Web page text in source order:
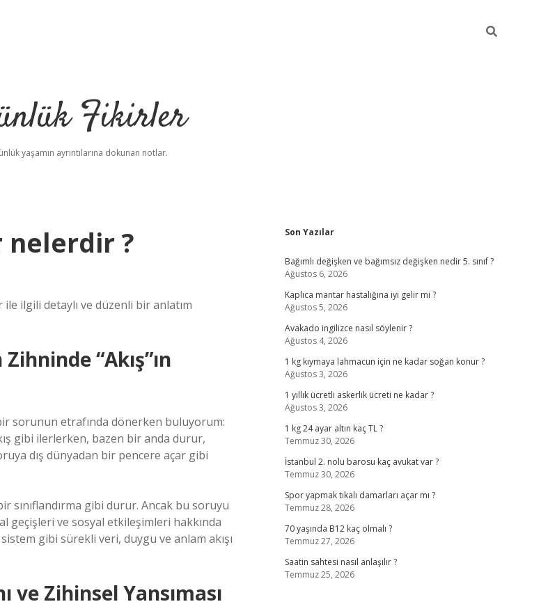
Fikirler
yaşamın ayrıntılarına dokunan notlar.
?
ilgili detaylı ve düzenli bir anlatım
“Akış”ın
sorunun etrafında dönerken buluyorum:
gibi ilerlerken, bazen bir anda durur,
dış dünyadan bir pencere açar gibi
sınıflandırma gibi durur. Ancak bu soruyu
geçişleri ve sosyal etkileşimleri hakkında
gibi sürekli veri, duygu ve anlam akışı
ve Zihinsel Yansıması
Sidebar
Son Yazılar
Bağımlı değişken ve bağımsız değişken nedir 5. sınıf ?
Ağustos 6, 2026
Kaplıca mantar hastalığına iyi gelir mi ?
Ağustos 5, 2026
Avakado ingilizce nasıl söylenir ?
Ağustos 4, 2026
1 kg kıymaya lahmacun için ne kadar soğan konur ?
Ağustos 3, 2026
1 yıllık ücretli askerlik ücreti ne kadar ?
Ağustos 3, 2026
1 kg 24 ayar altın kaç TL ?
Temmuz 30, 2026
İstanbul 2. nolu barosu kaç avukat var ?
Temmuz 30, 2026
Spor yapmak tıkalı damarları açar mı ?
Temmuz 28, 2026
70 yaşında B12 kaç olmalı ?
Temmuz 27, 2026
Saatin sahtesi nasıl anlaşılır ?
Temmuz 25, 2026